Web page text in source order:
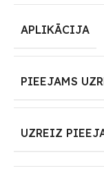
APLIKĀCIJA
PIEEJAMS
UZREIZ